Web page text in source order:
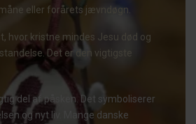
eller forårets jævndøgn.
hvor kristne mindes Jesu død og
Det er den vigtigste
del af påsken. Det symboliserer
og nyt liv. Mange danske